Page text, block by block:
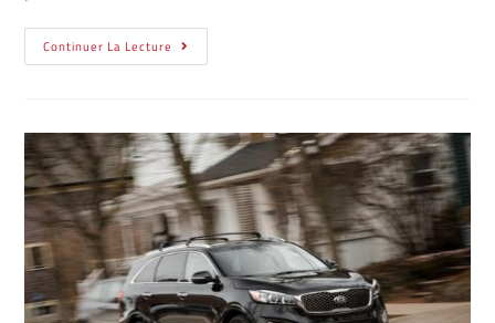
Continuer La Lecture